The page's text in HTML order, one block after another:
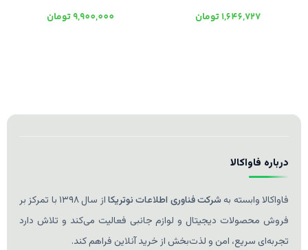
1,646,727تومان
9,900,000تومان
درباره فاواکالا
فاواکالا وابسته به شرکت فناوری اطلاعات نوتریکا
از سال ۱۳۹۸ با تمرکز بر
فروش محصولات دیجیتال و لوازم جانبی فعالیت می‌کند و تلاش دارد
تجربه‌ای سریع، امن و لذت‌بخش از خرید آنلاین فراهم کند.